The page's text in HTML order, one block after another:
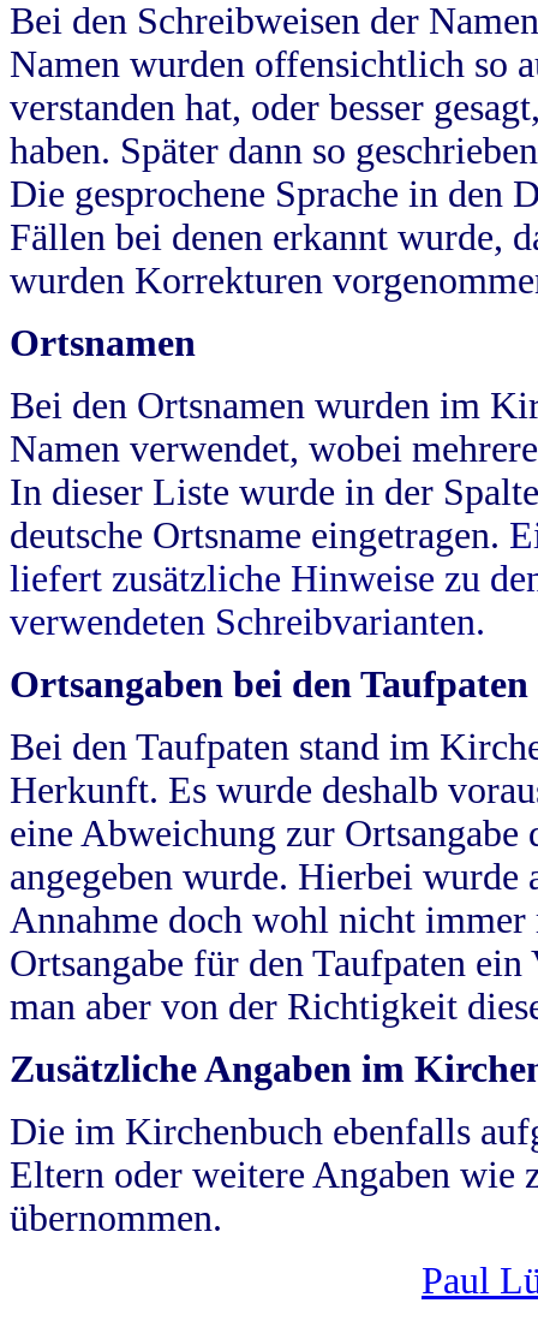
Bei den Schreibweisen der
Namen wurden offensichtlich so
verstanden hat, oder besser
haben. Später dann so
Die gesprochene Sprache in
Fällen bei denen erkannt wurde,
wurden Korrekturen
Ortsnamen
Bei den Ortsnamen wurden im
Namen verwendet, wobei
In dieser Liste wurde in der
deutsche Ortsname eingetragen.
liefert zusätzliche Hinweise zu
verwendeten Schreibvarianten.
Ortsangaben bei den Taufpaten
Bei den Taufpaten stand im
Herkunft. Es wurde deshalb
eine Abweichung zur
angegeben wurde. Hierbei wurde
Annahme doch wohl nicht
Ortsangabe für den Taufpaten
man aber von der Richtigkeit
Zusätzliche Angaben im
Die im Kirchenbuch ebenfalls
Eltern oder weitere Angaben wie
übernommen.
Paul